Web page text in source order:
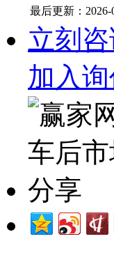
最后更新：2026-
立刻咨
加入